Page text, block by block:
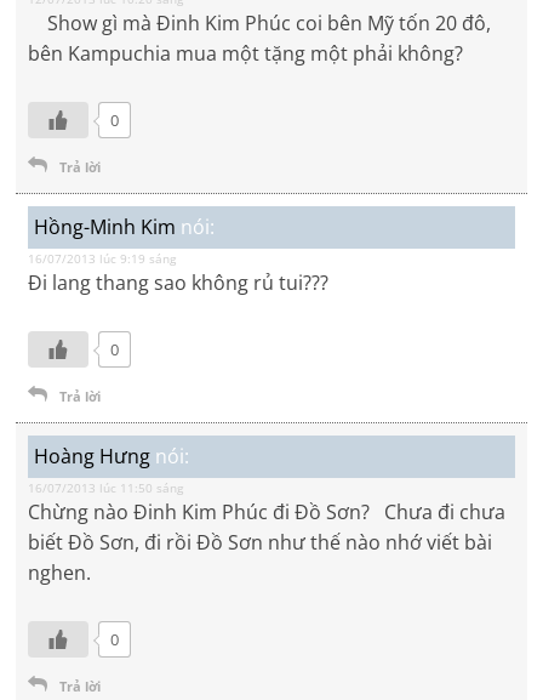
Show gì mà Đinh Kim Phúc coi bên Mỹ tốn 20 đô,
bên Kampuchia mua một tặng một phải không?
0
Trả lời
Hồng-Minh Kim nói:
16/07/2013 lúc 9:19 sáng
Đi lang thang sao không rủ tui???
0
Trả lời
Hoàng Hưng nói:
16/07/2013 lúc 11:50 sáng
Chừng nào Đinh Kim Phúc đi Đồ Sơn? Chưa đi chưa
biết Đồ Sơn, đi rồi Đồ Sơn như thế nào nhớ viết bài
nghen.
0
Trả lời